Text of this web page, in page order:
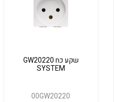
לכל מוצרי היצרן
שקע כח GW20220
SYSTEM
00GW20220